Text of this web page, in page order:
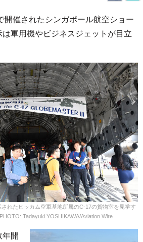
催されたシンガポール航空ショー
軍用機やビジネスジェットが目立
れたヒッカム空軍基地所属のC-17の貨物室を見学す
Tadayuki YOSHIKAWA/Aviation Wire
開